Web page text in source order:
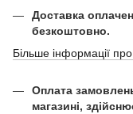
Доставка
безкоштовно.
Більше інформації
Оплата
магазині,